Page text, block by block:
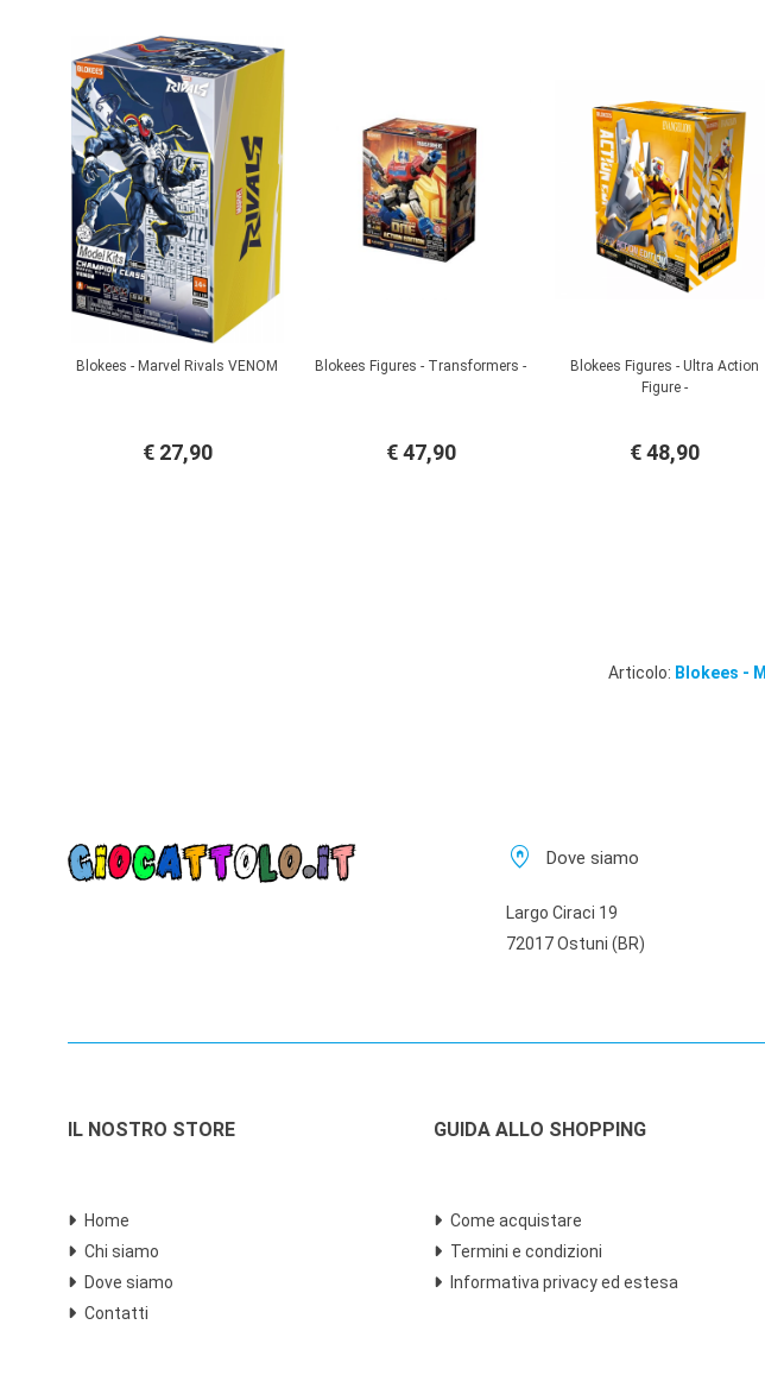
Blokees - Marvel Rivals VENOM
€ 27,90
Blokees Figures - Transformers -
€ 47,90
Blokees Figures - Ultra Action
Figure -
€ 48,90
Articolo: Blokees -
home_pin Dove siamo
Largo Ciraci 19
72017 Ostuni (BR)
IL NOSTRO STORE
Home
Chi siamo
Dove siamo
Contatti
GUIDA ALLO SHOPPING
Come acquistare
Termini e condizioni
Informativa privacy ed estesa